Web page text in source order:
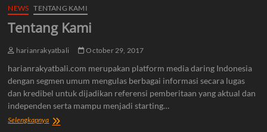
NEWS TENTANG KAMI
Tentang Kami
harianrakyatbali October 29, 2017
harianrakyatbali.com merupakan platform media daring Indonesia
dengan segmen umum mengulas berbagai informasi secara lugas
dan kredibel untuk dijadikan referensi pemberitaan yang aktual dan
independen serta mampu menjadi starting…
SelengkapnyaTentang